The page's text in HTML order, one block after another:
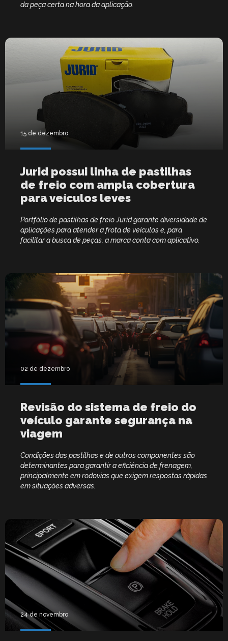
da peça certa na hora da aplicação.
15 de dezembro
Jurid possui linha de pastilhas
de freio com ampla cobertura
para veículos leves
Portfólio de pastilhas de freio Jurid garante diversidade de
aplicações para atender a frota de veículos e, para
facilitar a busca de peças, a marca conta com aplicativo.
02 de dezembro
Revisão do sistema de freio do
veículo garante segurança na
viagem
Condições das pastilhas e de outros componentes são
determinantes para garantir a eficiência de frenagem,
principalmente em rodovias que exigem respostas rápidas
em situações adversas.
24 de novembro